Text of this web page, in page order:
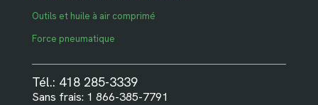
Outils et huile à air comprimé
Force pneumatique
Tél.: 418 285-3339
Sans frais: 1 866-385-7791